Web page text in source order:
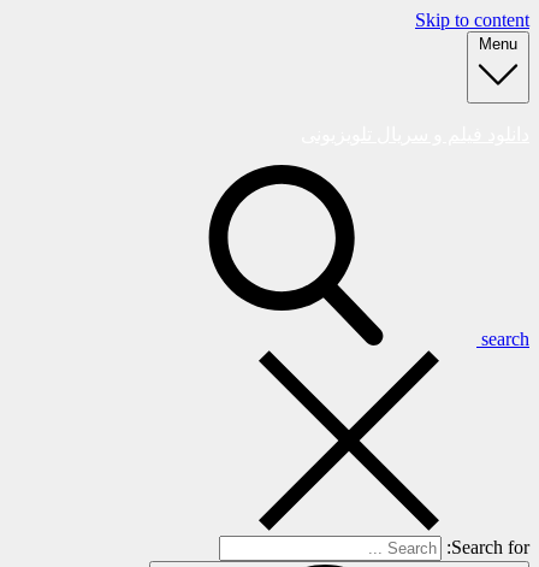
Skip to content
Menu
search
Search for: